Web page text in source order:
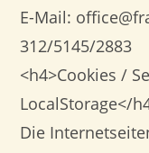
E-Mail: office@
312/5145/2883
<h4>Cookies /
LocalStorage</
Die